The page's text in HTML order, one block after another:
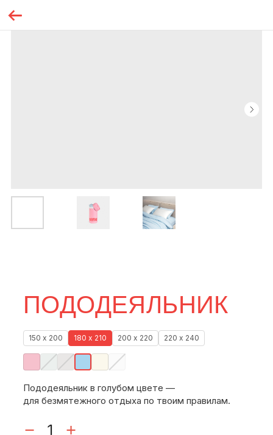
ПОДОДЕЯЛЬНИК
150 х 200 180 х 210 200 х 220 220 х 240
Пододеяльник в голубом цвете —
для безмятежного отдыха по твоим правилам.